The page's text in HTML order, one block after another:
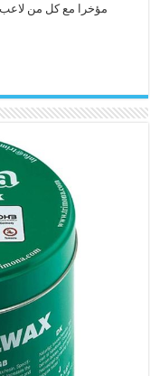
مؤخرا مع كل من لاعب